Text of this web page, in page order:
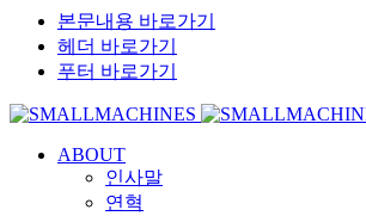
본문내용 바로가기
헤더 바로가기
푸터 바로가기
ABOUT
인사말
연혁